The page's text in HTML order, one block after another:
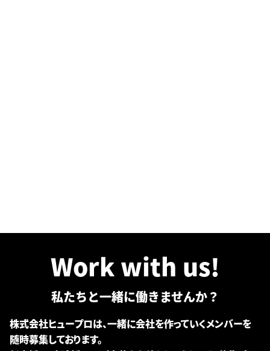
Work with us!
私たちと一緒に働きませんか？
株式会社ヒュープロは、一緒に会社を作っていくメンバーを
随時募集しております。